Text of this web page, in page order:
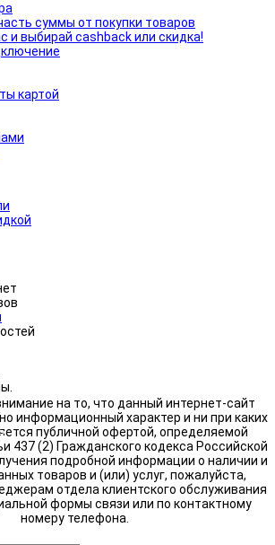
суммы от покупки товаров
и выбирай cashback или скидка!
картой
на то, что данный интернет-сайт
информационный характер и ни при каких
публичной офертой, определяемой
437 (2) Гражданского кодекса Российской
подробной информации о наличии и
товаров и (или) услуг, пожалуйста,
отдела клиентского обслуживания
формы связи или по контактному
номеру телефона.